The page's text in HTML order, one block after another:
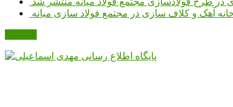
آهک و کلاف سازی در مجتمع فولاد سازی میانه